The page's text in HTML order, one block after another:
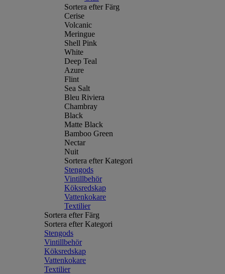
Sortera efter Färg
Cerise
Volcanic
Meringue
Shell Pink
White
Deep Teal
Azure
Flint
Sea Salt
Bleu Riviera
Chambray
Black
Matte Black
Bamboo Green
Nectar
Nuit
Sortera efter Kategori
Stengods
Vintillbehör
Köksredskap
Vattenkokare
Textilier
Sortera efter Färg
Sortera efter Kategori
Stengods
Vintillbehör
Köksredskap
Vattenkokare
Textilier